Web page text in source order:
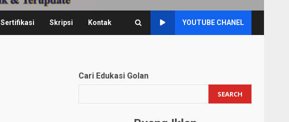
Sertifikasi Skripsi Kontak YOUTUBE CHANEL
Cari Edukasi Golan
SEARCH